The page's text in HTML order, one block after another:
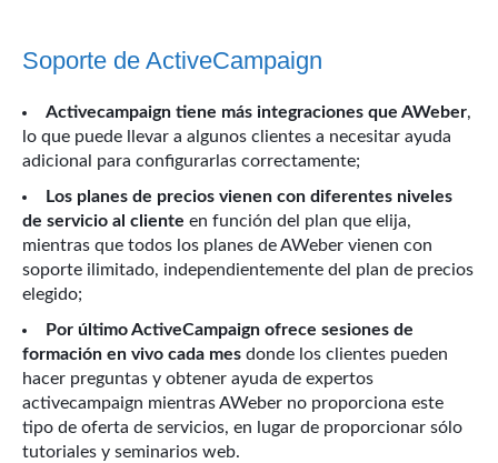
Soporte de ActiveCampaign
Activecampaign tiene más integraciones que AWeber,
lo que puede llevar a algunos clientes a necesitar ayuda
adicional para configurarlas correctamente;
Los planes de precios vienen con diferentes niveles
de servicio al cliente en función del plan que elija,
mientras que todos los planes de AWeber vienen con
soporte ilimitado, independientemente del plan de precios
elegido;
Por último ActiveCampaign ofrece sesiones de
formación en vivo cada mes donde los clientes pueden
hacer preguntas y obtener ayuda de expertos
activecampaign mientras AWeber no proporciona este
tipo de oferta de servicios, en lugar de proporcionar sólo
tutoriales y seminarios web.